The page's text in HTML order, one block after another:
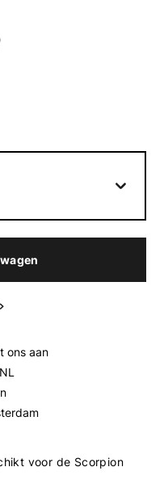
ons aan
voor de Scorpion